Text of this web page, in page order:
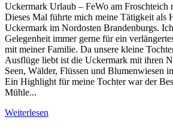
Uckermark Urlaub – FeWo am Froschteich
Dieses Mal führte mich meine Tätigkeit als
Uckermark im Nordosten Brandenburgs.
Gelegenheit immer gerne für ein
mit meiner Familie. Da unsere kleine
Ausflüge liebt ist die Uckermark mit ihren
Seen, Wälder, Flüssen und Blumenwiesen
Ein Highlight für meine Tochter war der
Mühle...
Weiterlesen